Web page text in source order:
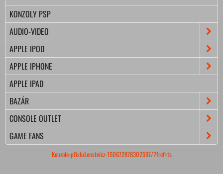
KONZOLY PSP
AUDIO-VIDEO
APPLE IPOD
APPLE IPHONE
APPLE IPAD
BAZÁR
CONSOLE OUTLET
GAME FANS
Konzole-příslušenstvícz-150672878302597/?fref=ts